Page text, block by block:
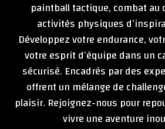
paintball tactique, combat au
activités physiques
Développez votre endurance,
votre esprit d’équipe dans un
sécurisé. Encadrés par des
offrent un mélange de
plaisir. Rejoignez-nous pour
vivre une aventure